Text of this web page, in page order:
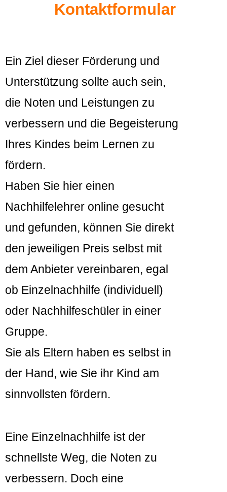
Kontaktformular
Ein Ziel dieser Förderung und
Unterstützung sollte auch sein,
die Noten und Leistungen zu
verbessern und die Begeisterung
Ihres Kindes beim Lernen zu
fördern.
Haben Sie hier einen
Nachhilfelehrer online gesucht
und gefunden, können Sie direkt
den jeweiligen Preis selbst mit
dem Anbieter vereinbaren, egal
ob Einzelnachhilfe (individuell)
oder Nachhilfeschüler in einer
Gruppe.
Sie als Eltern haben es selbst in
der Hand, wie Sie ihr Kind am
sinnvollsten fördern.
Eine Einzelnachhilfe ist der
schnellste Weg, die Noten zu
verbessern. Doch eine